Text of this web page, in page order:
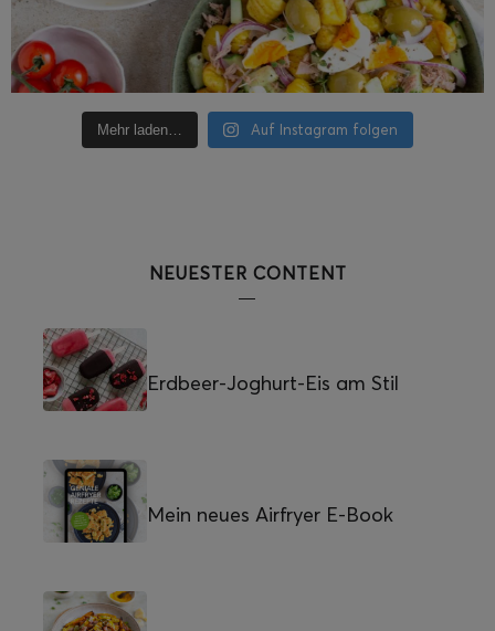
Mehr laden… Auf Instagram folgen
NEUESTER CONTENT
Erdbeer-Joghurt-Eis am Stil
Mein neues Airfryer E-Book